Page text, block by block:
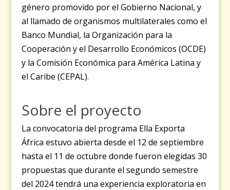
género promovido por el Gobierno Nacional, y
al llamado de organismos multilaterales como el
Banco Mundial, la Organización para la
Cooperación y el Desarrollo Económicos (OCDE)
y la Comisión Económica para América Latina y
el Caribe (CEPAL).
Sobre el proyecto
La convocatoria del programa Ella Exporta
África estuvo abierta desde el 12 de septiembre
hasta el 11 de octubre donde fueron elegidas 30
propuestas que durante el segundo semestre
del 2024 tendrá una experiencia exploratoria en